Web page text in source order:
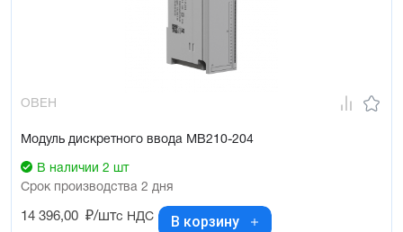
ОВЕН
Модуль дискретного ввода МВ210-204
В наличии 2 шт
Срок производства 2 дня
14 396,00 ₽/штс НДС В корзину